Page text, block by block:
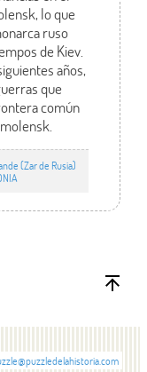
lo que
ruso
de Kiev.
años,
que
común
(Zar de Rusia)